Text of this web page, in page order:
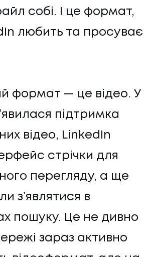
собі. І це формат,
любить та просуває
формат — це відео. У
підтримка
відео, LinkedIn
стрічки для
перегляду, а ще
зʼявлятися в
пошуку. Це не дивно
зараз активно
© 2026Promodo
UA EN
UA EN